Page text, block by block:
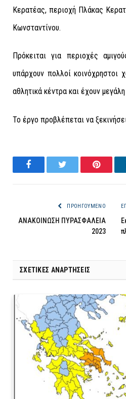
Κερατέας, περιοχή Πλάκας
Κωνσταντίνου.
Πρόκειται για περιοχές
υπάρχουν πολλοί κοινόχρηστοι
αθλητικά κέντρα και έχουν
Το έργο προβλέπεται να
FacebookTwitter
ΠΡΟΗΓΟΎΜΕΝΟ
ΑΝΑΚΟΙΝΩΣΗ ΠΥΡΑΣΦΑΛΕΙΑ
2023
ΣΧΕΤΙΚΈΣ ΑΝΑΡΤΉΣΕΙΣ